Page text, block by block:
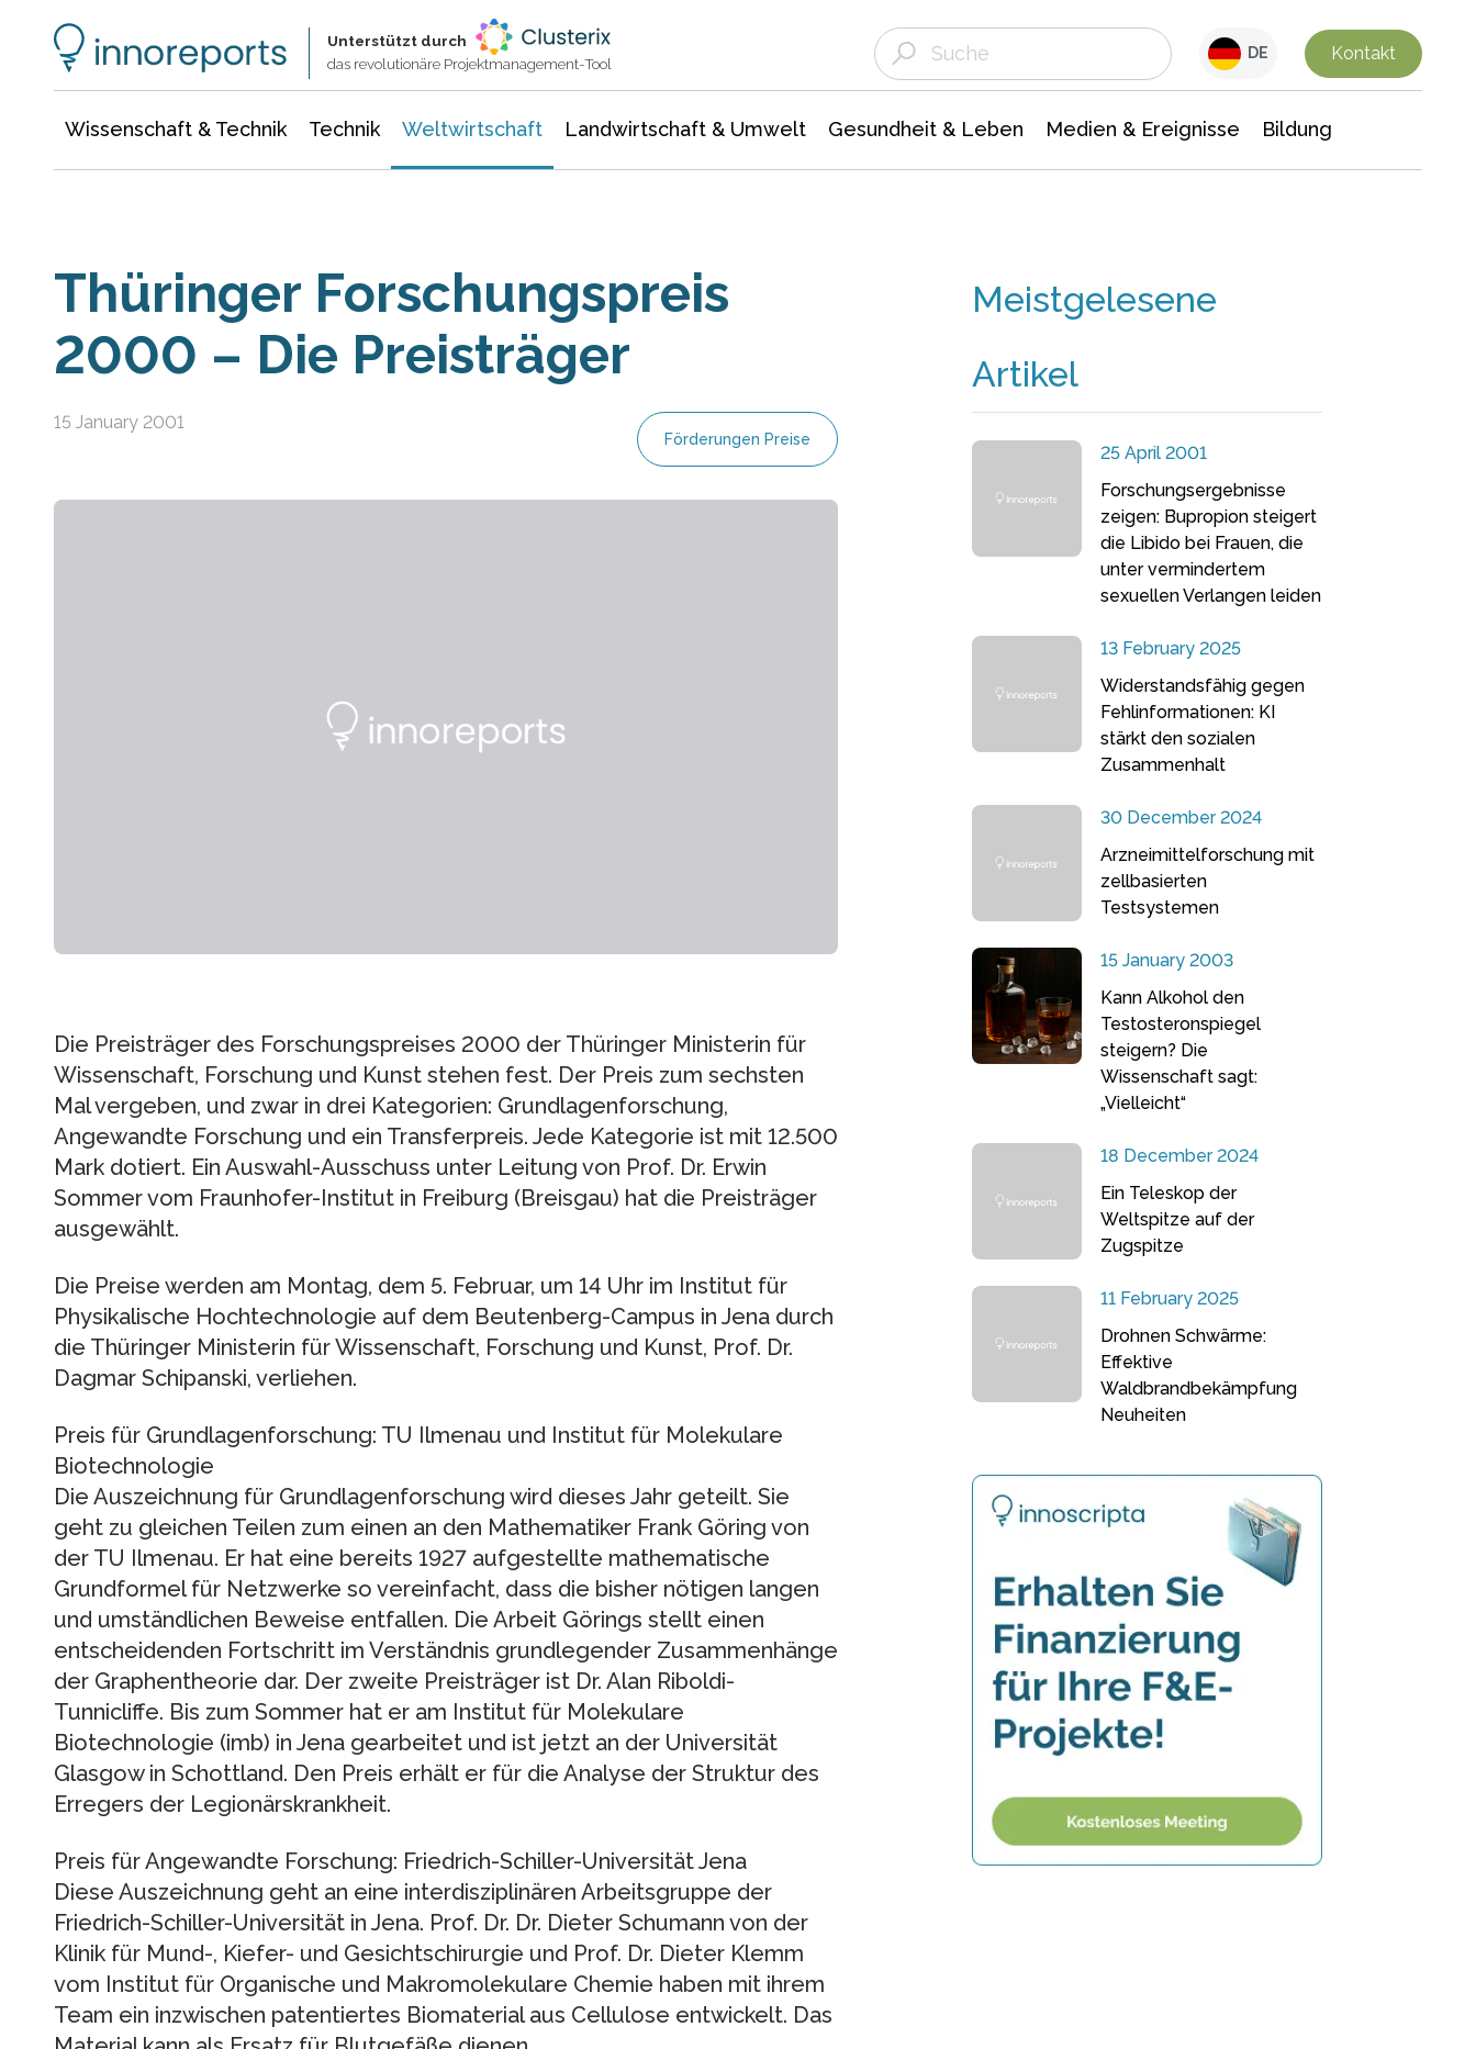
Unterstützt durch
das revolutionäre Projektmanagement-Tool
DE Kontakt
Wissenschaft & Technik Technik Weltwirtschaft Landwirtschaft & Umwelt Gesundheit & Leben Medien & Ereignisse Bildung
Thüringer Forschungspreis
2000 – Die Preisträger
15 January 2001
Förderungen Preise
Die Preisträger des Forschungspreises 2000 der Thüringer Ministerin für
Wissenschaft, Forschung und Kunst stehen fest. Der Preis zum sechsten
Mal vergeben, und zwar in drei Kategorien: Grundlagenforschung,
Angewandte Forschung und ein Transferpreis. Jede Kategorie ist mit 12.500
Mark dotiert. Ein Auswahl-Ausschuss unter Leitung von Prof. Dr. Erwin
Sommer vom Fraunhofer-Institut in Freiburg (Breisgau) hat die Preisträger
ausgewählt.
Die Preise werden am Montag, dem 5. Februar, um 14 Uhr im Institut für
Physikalische Hochtechnologie auf dem Beutenberg-Campus in Jena durch
die Thüringer Ministerin für Wissenschaft, Forschung und Kunst, Prof. Dr.
Dagmar Schipanski, verliehen.
Preis für Grundlagenforschung: TU Ilmenau und Institut für Molekulare
Biotechnologie
Die Auszeichnung für Grundlagenforschung wird dieses Jahr geteilt. Sie
geht zu gleichen Teilen zum einen an den Mathematiker Frank Göring von
der TU Ilmenau. Er hat eine bereits 1927 aufgestellte mathematische
Grundformel für Netzwerke so vereinfacht, dass die bisher nötigen langen
und umständlichen Beweise entfallen. Die Arbeit Görings stellt einen
entscheidenden Fortschritt im Verständnis grundlegender Zusammenhänge
der Graphentheorie dar. Der zweite Preisträger ist Dr. Alan Riboldi-
Tunnicliffe. Bis zum Sommer hat er am Institut für Molekulare
Biotechnologie (imb) in Jena gearbeitet und ist jetzt an der Universität
Glasgow in Schottland. Den Preis erhält er für die Analyse der Struktur des
Erregers der Legionärskrankheit.
Preis für Angewandte Forschung: Friedrich-Schiller-Universität Jena
Diese Auszeichnung geht an eine interdisziplinären Arbeitsgruppe der
Friedrich-Schiller-Universität in Jena. Prof. Dr. Dr. Dieter Schumann von der
Klinik für Mund-, Kiefer- und Gesichtschirurgie und Prof. Dr. Dieter Klemm
vom Institut für Organische und Makromolekulare Chemie haben mit ihrem
Team ein inzwischen patentiertes Biomaterial aus Cellulose entwickelt. Das
Meistgelesene
Artikel
25 April 2001
Forschungsergebnisse
zeigen: Bupropion steigert
die Libido bei Frauen, die
unter vermindertem
sexuellen Verlangen leiden
13 February 2025
Widerstandsfähig gegen
Fehlinformationen: KI
stärkt den sozialen
Zusammenhalt
30 December 2024
Arzneimittelforschung mit
zellbasierten
Testsystemen
15 January 2003
Kann Alkohol den
Testosteronspiegel
steigern? Die
Wissenschaft sagt:
„Vielleicht“
18 December 2024
Ein Teleskop der
Weltspitze auf der
Zugspitze
11 February 2025
Drohnen Schwärme:
Effektive
Waldbrandbekämpfung
Neuheiten